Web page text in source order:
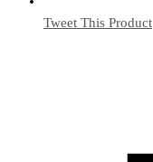
Tweet This Product